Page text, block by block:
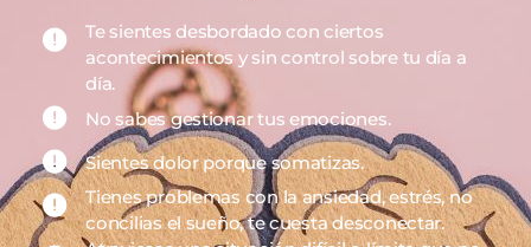
Te sientes desbordado con ciertos
acontecimientos y sin control sobre tu día a
día.
No sabes gestionar tus emociones.
Sientes dolor porque somatizas.
Tienes problemas con la ansiedad, estrés, no
concilias el sueño, te cuesta desconectar.